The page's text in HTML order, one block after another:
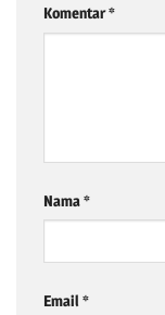
Komentar*
Nama*
Email *